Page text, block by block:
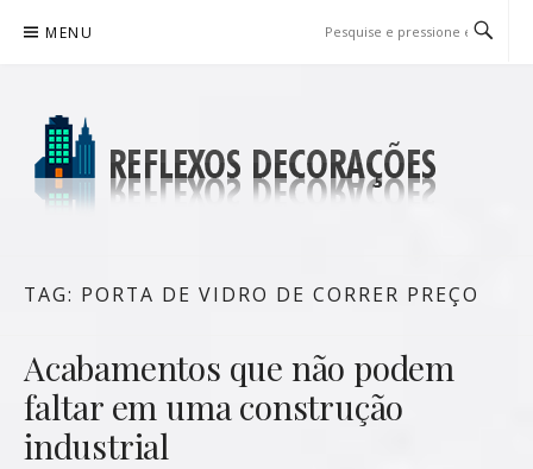
para
MENU
TAG: PORTA DE VIDRO DE CORRER PREÇO
Acabamentos que não podem
faltar em uma construção
industrial